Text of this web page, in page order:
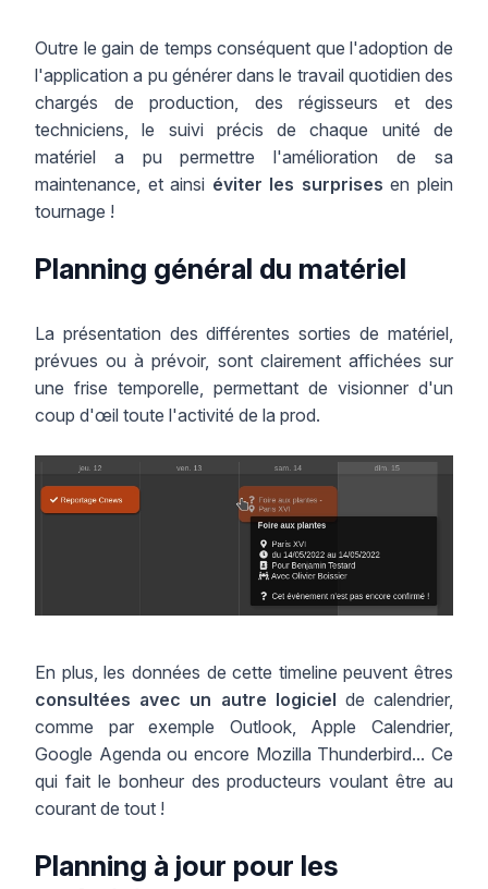
Outre le gain de temps conséquent que l'adoption de
l'application a pu générer dans le travail quotidien des
chargés de production, des régisseurs et des
techniciens, le suivi précis de chaque unité de
matériel a pu permettre l'amélioration de sa
maintenance, et ainsi éviter les surprises en plein
tournage !
Planning général du matériel
La présentation des différentes sorties de matériel,
prévues ou à prévoir, sont clairement affichées sur
une frise temporelle, permettant de visionner d'un
coup d'œil toute l'activité de la prod.
En plus, les données de cette timeline peuvent êtres
consultées avec un autre logiciel de calendrier,
comme par exemple Outlook, Apple Calendrier,
Google Agenda ou encore Mozilla Thunderbird... Ce
qui fait le bonheur des producteurs voulant être au
courant de tout !
Planning à jour pour les